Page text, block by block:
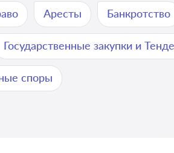
Аресты Банкротство
Государственные закупки и
споры